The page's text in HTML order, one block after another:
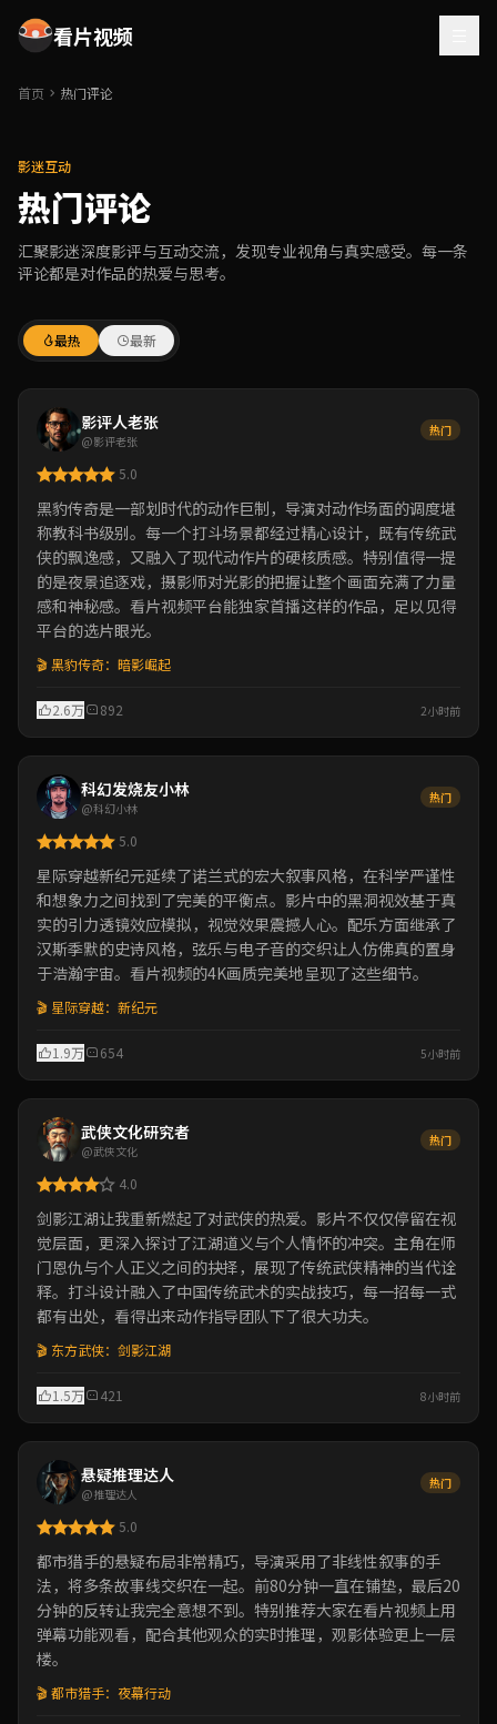
看片视频
首页 热门评论
影迷互动
热门评论
汇聚影迷深度影评与互动交流，发现专业视角与真实感受。每一条
评论都是对作品的热爱与思考。
最热 最新
影评人老张
@影评老张
热门
5.0
黑豹传奇是一部划时代的动作巨制，导演对动作场面的调度堪
称教科书级别。每一个打斗场景都经过精心设计，既有传统武
侠的飘逸感，又融入了现代动作片的硬核质感。特别值得一提
的是夜景追逐戏，摄影师对光影的把握让整个画面充满了力量
感和神秘感。看片视频平台能独家首播这样的作品，足以见得
平台的选片眼光。
🎬 黑豹传奇：暗影崛起
2.6万 892 2小时前
科幻发烧友小林
@科幻小林
热门
5.0
星际穿越新纪元延续了诺兰式的宏大叙事风格，在科学严谨性
和想象力之间找到了完美的平衡点。影片中的黑洞视效基于真
实的引力透镜效应模拟，视觉效果震撼人心。配乐方面继承了
汉斯季默的史诗风格，弦乐与电子音的交织让人仿佛真的置身
于浩瀚宇宙。看片视频的4K画质完美地呈现了这些细节。
🎬 星际穿越：新纪元
1.9万 654 5小时前
武侠文化研究者
@武侠文化
热门
4.0
剑影江湖让我重新燃起了对武侠的热爱。影片不仅仅停留在视
觉层面，更深入探讨了江湖道义与个人情怀的冲突。主角在师
门恩仇与个人正义之间的抉择，展现了传统武侠精神的当代诠
释。打斗设计融入了中国传统武术的实战技巧，每一招每一式
都有出处，看得出来动作指导团队下了很大功夫。
🎬 东方武侠：剑影江湖
1.5万 421 8小时前
悬疑推理达人
@推理达人
热门
5.0
都市猎手的悬疑布局非常精巧，导演采用了非线性叙事的手
法，将多条故事线交织在一起。前80分钟一直在铺垫，最后20
分钟的反转让我完全意想不到。特别推荐大家在看片视频上用
弹幕功能观看，配合其他观众的实时推理，观影体验更上一层
楼。
🎬 都市猎手：夜幕行动